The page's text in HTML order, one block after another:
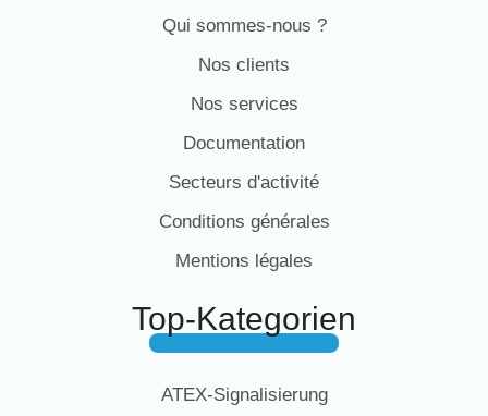
Qui sommes-nous ?
Nos clients
Nos services
Documentation
Secteurs d'activité
Conditions générales
Mentions légales
Top-Kategorien
ATEX-Signalisierung